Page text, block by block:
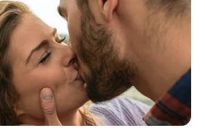
de la presse pour le tiercé quinté du
– 2 – 10 – 4 – 3 – 5 – 11
11 – 5 – 3 – 1
4 – 8 – 5 – 9 – 12
12 – 3 – 6 – 4 – 8 – 1 – 2
– 4 – 12 – 5 – 9
– 5 – 6 – 12 – 4 – 3